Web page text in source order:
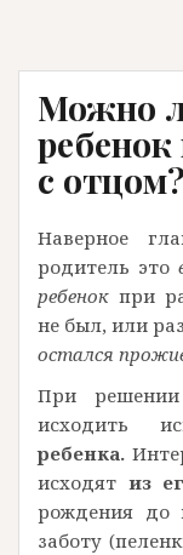
Можно
с отцом?
Наверное
родитель это
ребенок при
не был, или
остался
При решении
исходить
ребенка.
исходят из
рождения до
заботу